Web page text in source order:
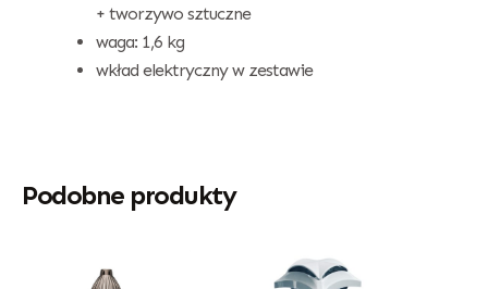
+ tworzywo sztuczne
waga: 1,6 kg
wkład elektryczny w zestawie
Podobne produkty